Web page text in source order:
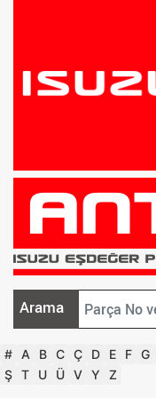
Arama
# A B C Ç D E F G
Ş T U Ü V Y Z